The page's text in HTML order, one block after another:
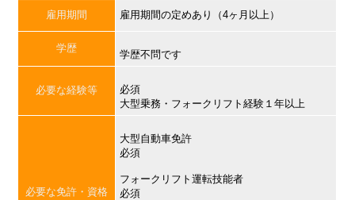
雇用期間 雇用期間の定めあり（4ヶ月以上）
学歴
学歴不問です
必要な経験等
必須
大型乗務・フォークリフト経験１年以上
必要な免許・資格
大型自動車免許
必須
フォークリフト運転技能者
必須